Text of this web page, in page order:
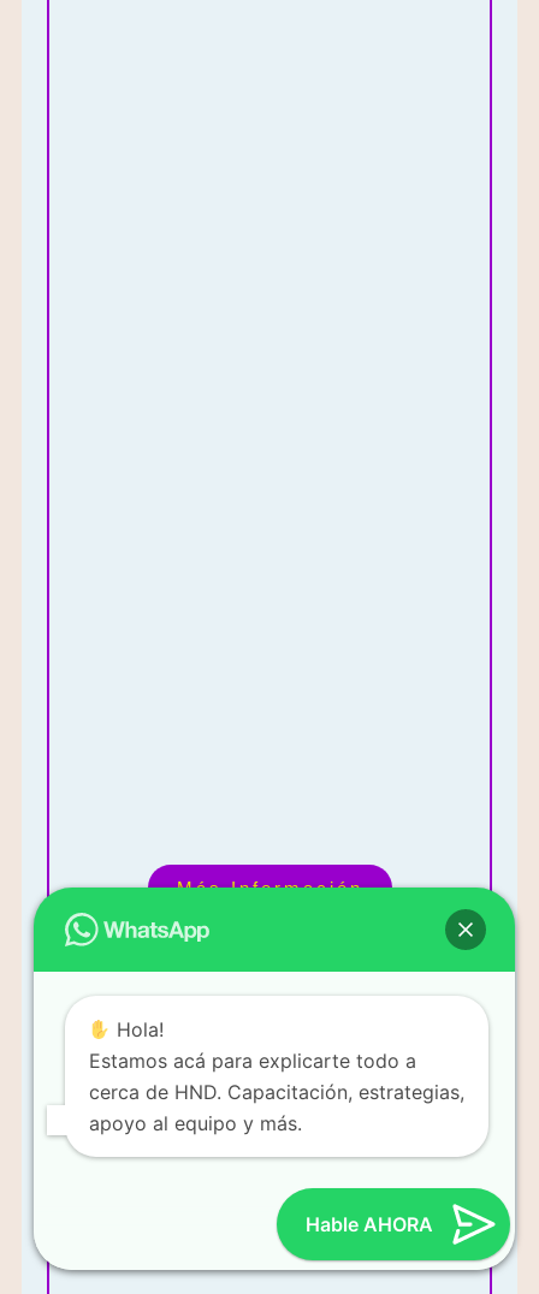
Más Información
Mi enfoque es vender productos y construir un equipo de
ventas.
Hola!
Estamos acá para explicarte todo a
cerca de HND. Capacitación, estrategias,
apoyo al equipo y más.
Hable AHORA